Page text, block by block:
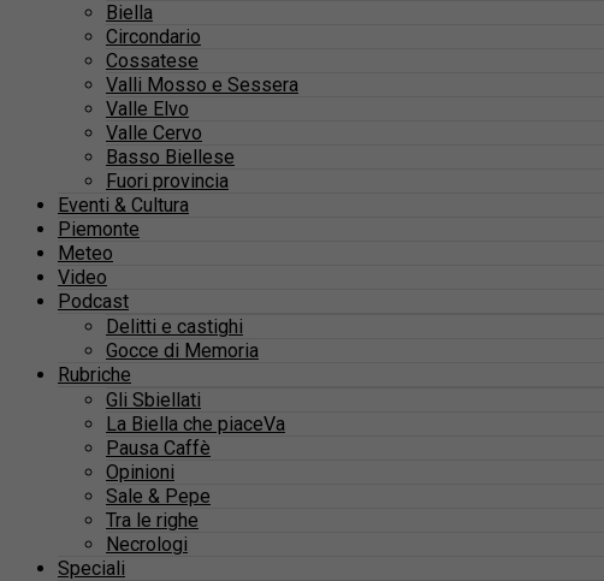
Biella
Circondario
Cossatese
Valli Mosso e Sessera
Valle Elvo
Valle Cervo
Basso Biellese
Fuori provincia
Eventi & Cultura
Piemonte
Meteo
Video
Podcast
Delitti e castighi
Gocce di Memoria
Rubriche
Gli Sbiellati
La Biella che piaceVa
Pausa Caffè
Opinioni
Sale & Pepe
Tra le righe
Necrologi
Speciali